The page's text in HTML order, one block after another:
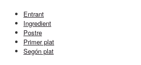
Entrant
Ingredient
Postre
Primer plat
Segón plat